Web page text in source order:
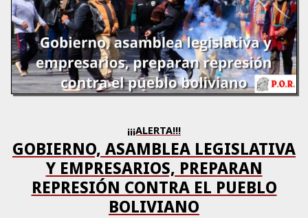
¡¡¡ALERTA!!!
GOBIERNO, ASAMBLEA LEGISLATIVA
Y EMPRESARIOS, PREPARAN
REPRESIÓN CONTRA EL PUEBLO
BOLIVIANO